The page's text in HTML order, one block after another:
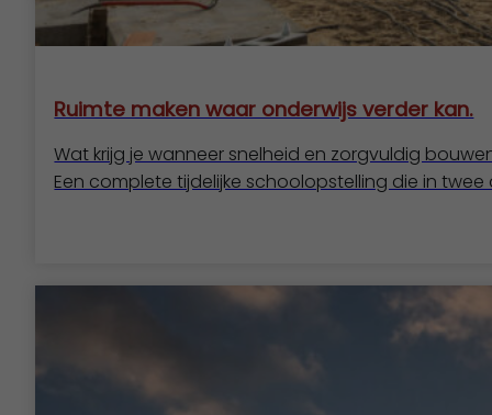
Ruimte maken waar onderwijs verder kan.
Wat krijg je wanneer snelheid en zorgvuldig
Een complete tijdelijke schoolopstelling die in